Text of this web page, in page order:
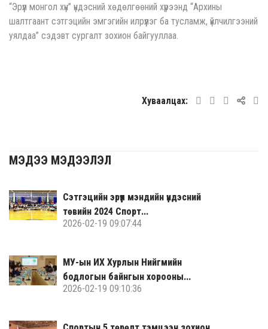
“Эрүүл монгол хүн” үндэсний хөдөлгөөний хүрээнд “Архины
шалтгаант сэтгэцийн эмгэгийн илрүүлэг ба тусламж, үйлчилгээний
уялдаа” сэдэвт сургалт зохион байгууллаа.
Хуваалцах:
МЭДЭЭ МЭДЭЭЛЭЛ
Сэтгэцийн эрүүл мэндийн үндэсний
төвийн 2024 Спорт...
2026-02-19 09:07:44
МУ-ын ИХ Хурлын Нийгмийн
бодлогын байнгын хорооны...
2026-02-19 09:10:36